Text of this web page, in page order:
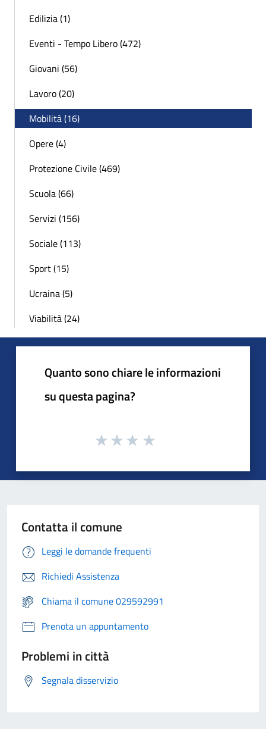
Edilizia (1)
Eventi - Tempo Libero (472)
Giovani (56)
Lavoro (20)
Mobilità (16)
Opere (4)
Protezione Civile (469)
Scuola (66)
Servizi (156)
Sociale (113)
Sport (15)
Ucraina (5)
Viabilità (24)
Quanto sono chiare le informazioni
su questa pagina?
Contatta il comune
Leggi le domande frequenti
Richiedi Assistenza
Chiama il comune 029592991
Prenota un appuntamento
Problemi in città
Segnala disservizio